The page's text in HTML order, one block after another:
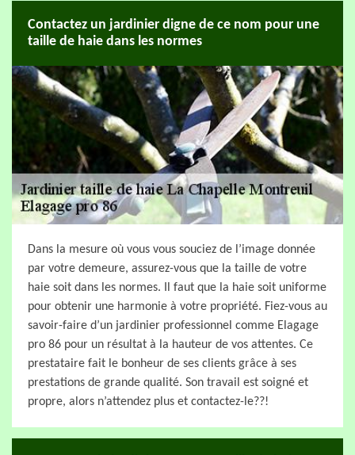
Contactez un jardinier digne de ce nom pour une
taille de haie dans les normes
Dans la mesure où vous vous souciez de l’image donnée
par votre demeure, assurez-vous que la taille de votre
haie soit dans les normes. Il faut que la haie soit uniforme
pour obtenir une harmonie à votre propriété. Fiez-vous au
savoir-faire d’un jardinier professionnel comme Elagage
pro 86 pour un résultat à la hauteur de vos attentes. Ce
prestataire fait le bonheur de ses clients grâce à ses
prestations de grande qualité. Son travail est soigné et
propre, alors n’attendez plus et contactez-le??!